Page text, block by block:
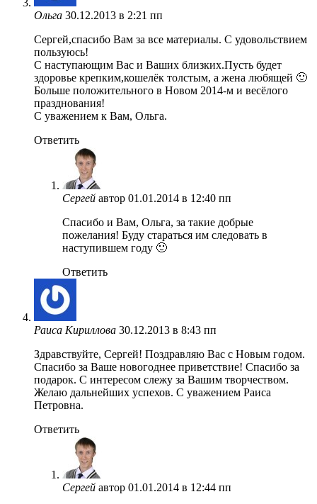
Ольга 30.12.2013 в 2:21 пп
Сергей,спасибо Вам за все материалы. С удовольствием
пользуюсь!
С наступающим Вас и Ваших близких.Пусть будет
здоровье крепким,кошелёк толстым, а жена любящей 🙂
Больше положительного в Новом 2014-м и весёлого
празднования!
С уважением к Вам, Ольга.
Ответить
Сергей автор 01.01.2014 в 12:40 пп
Спасибо и Вам, Ольга, за такие добрые
пожелания! Буду стараться им следовать в
наступившем году 🙂
Ответить
Раиса Кириллова 30.12.2013 в 8:43 пп
Здравствуйте, Сергей! Поздравляю Вас с Новым годом.
Спасибо за Ваше новогоднее приветствие! Спасибо за
подарок. С интересом слежу за Вашим творчеством.
Желаю дальнейших успехов. С уважением Раиса
Петровна.
Ответить
Сергей автор 01.01.2014 в 12:44 пп